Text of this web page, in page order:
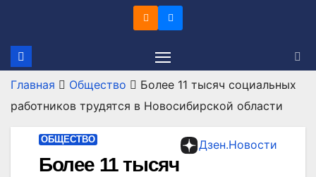
содержимому
Главная Общество
Более 11 тысяч социальных
работников трудятся в Новосибирской области
Дзен.Новости
ОБЩЕСТВО
Более 11 тысяч